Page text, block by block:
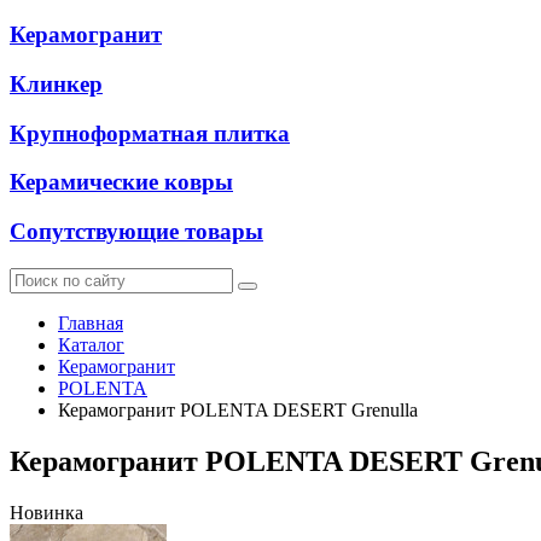
Керамогранит
Клинкер
Крупноформатная плитка
Керамические ковры
Сопутствующие товары
Главная
Каталог
Керамогранит
POLENTA
Керамогранит POLENTA DESERT Grenulla
Керамогранит POLENTA DESERT
Новинка